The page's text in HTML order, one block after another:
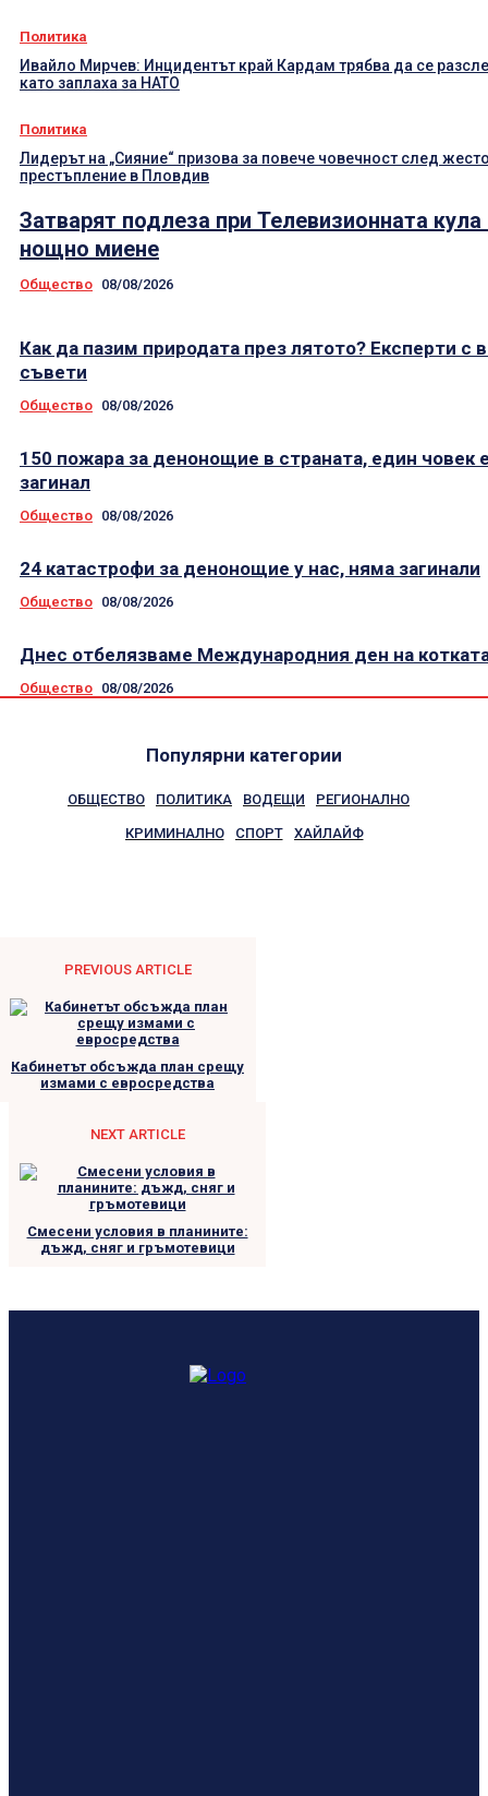
Политика
Ивайло Мирчев: Инцидентът край Кардам трябва да се
като заплаха за НАТО
Политика
Лидерът на „Сияние“ призова за повече човечност след
престъпление в Пловдив
Затварят подлеза при Телевизионната кула
нощно миене
Общество 08/08/2026
Как да пазим природата през лятото? Експерти с
съвети
Общество 08/08/2026
150 пожара за денонощие в страната, един човек
загинал
Общество 08/08/2026
24 катастрофи за денонощие у нас, няма загинали
Общество 08/08/2026
Днес отбелязваме Международния ден на
Общество 08/08/2026
Популярни категории
ОБЩЕСТВО ПОЛИТИКА ВОДЕЩИ РЕГИОНАЛНО
КРИМИНАЛНО СПОРТ ХАЙЛАЙФ
PREVIOUS ARTICLE
Кабинетът обсъжда план срещу
измами с евросредства
NEXT ARTICLE
Смесени условия в планините:
дъжд, сняг и гръмотевици